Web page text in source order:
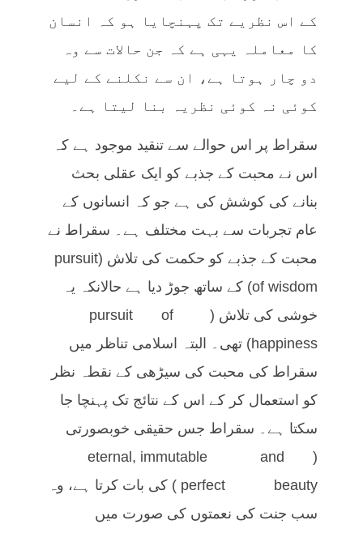
کے اس نظریے تک پہنچایا ہو کہ انسان
کا معاملہ یہی ہے کہ جن حالات سے وہ
دو چار ہوتا ہے، ان سے نکلنے کے لیے
کوئی نہ کوئی نظریہ بنا لیتا ہے۔
سقراط پر اس حوالے سے تنقید موجود ہے کہ
اس نے محبت کے جذبے کو ایک عقلی بحث
بنانے کی کوشش کی ہے جو کہ انسانوں کے
عام تجربات سے بہت مختلف ہے۔ سقراط نے
محبت کے جذبے کو حکمت کی تلاش (pursuit
of wisdom) کے ساتھ جوڑ دیا ہے حالانکہ یہ
خوشی کی تلاش (pursuit of
happiness) تھی۔ البتہ اسلامی تناظر میں
سقراط کی محبت کی سیڑھی کے نقطہ نظر
کو استعمال کر کے اس کے نتائج تک پہنچا جا
سکتا ہے۔ سقراط جس حقیقی خوبصورتی
(eternal, immutable and
perfect beauty) کی بات کرتا ہے، وہ
سب جنت کی نعمتوں کی صورت میں